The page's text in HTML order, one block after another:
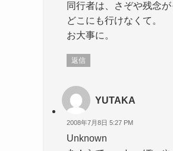
同行者は、さぞや残念
どこにも行けなくて。
お大事に。
返信
YUTAKA
2008年7月8日 5:27 PM
Unknown